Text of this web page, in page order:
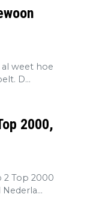
al weet hoe
D...
2000,
2 Top 2000